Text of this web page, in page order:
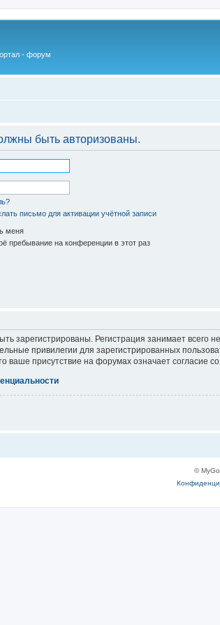
- форум
быть авторизованы.
письмо для активации учётной записи
меня
пребывание на конференции в этот раз
зарегистрированы. Регистрация занимает всего
привилегии для зарегистрированных
присутствие на форумах означает согласие
©